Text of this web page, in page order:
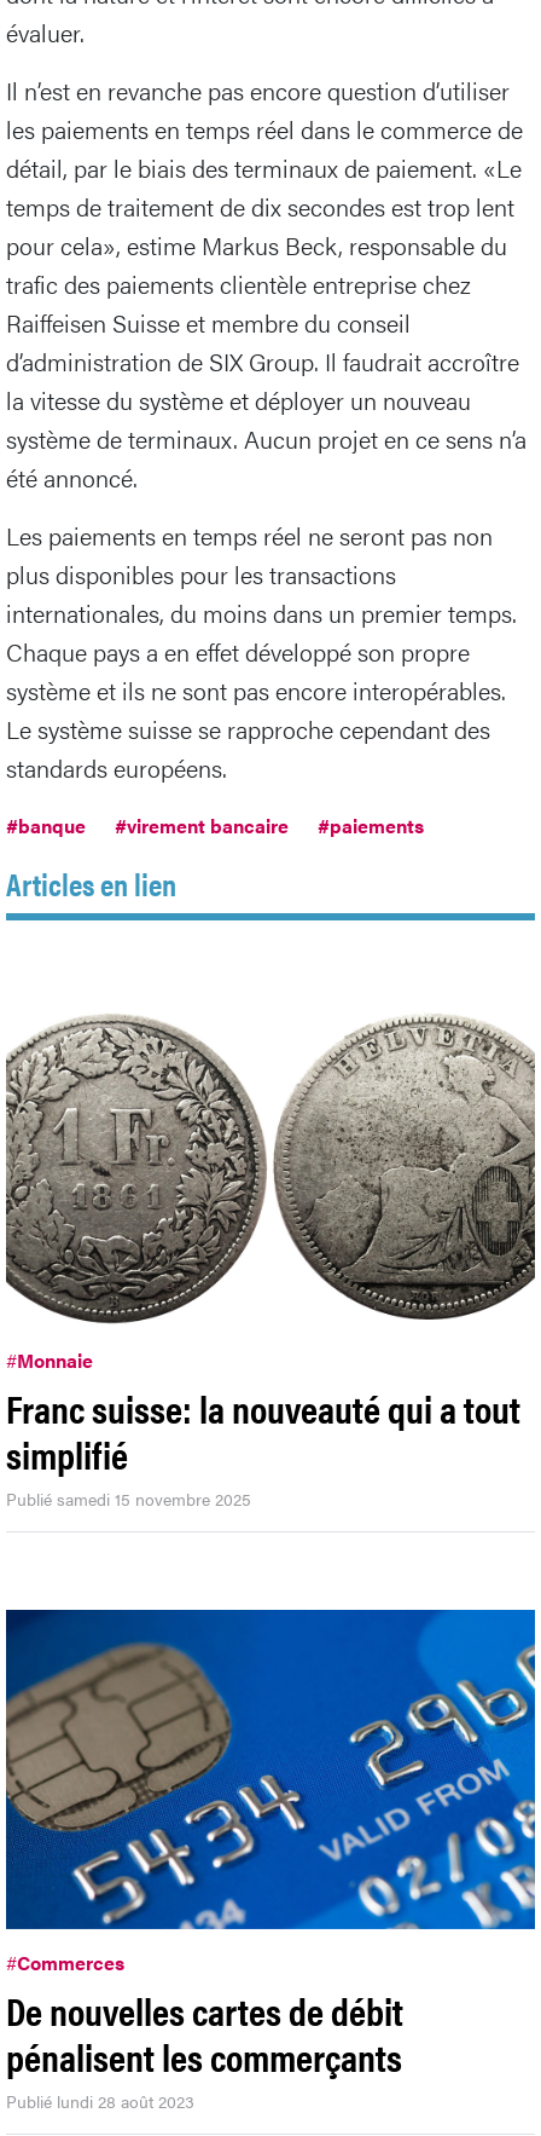
évaluer.
Il n’est en revanche pas encore question d’utiliser
les paiements en temps réel dans le commerce de
détail, par le biais des terminaux de paiement. «Le
temps de traitement de dix secondes est trop lent
pour cela», estime Markus Beck, responsable du
trafic des paiements clientèle entreprise chez
Raiffeisen Suisse et membre du conseil
d’administration de SIX Group. Il faudrait accroître
la vitesse du système et déployer un nouveau
système de terminaux. Aucun projet en ce sens n’a
été annoncé.
Les paiements en temps réel ne seront pas non
plus disponibles pour les transactions
internationales, du moins dans un premier temps.
Chaque pays a en effet développé son propre
système et ils ne sont pas encore interopérables.
Le système suisse se rapproche cependant des
standards européens.
#banque #virement bancaire #paiements
Articles en lien
#Monnaie
Franc suisse: la nouveauté qui a tout
simplifié
Publié samedi 15 novembre 2025
#Commerces
De nouvelles cartes de débit
pénalisent les commerçants
Publié lundi 28 août 2023